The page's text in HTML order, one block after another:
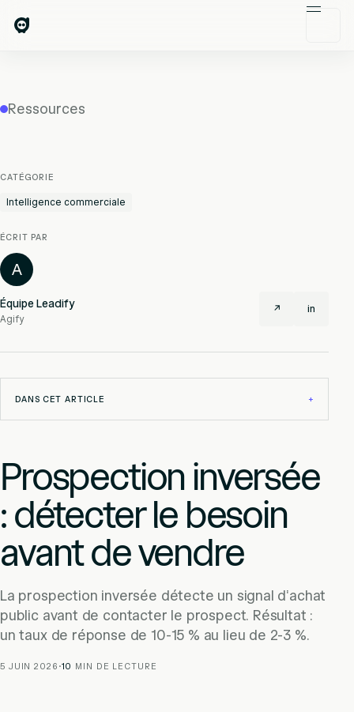
Ressources
CATÉGORIE
Intelligence commerciale
ÉCRIT PAR
A
Équipe Leadify
Agify
↗ in
DANS CET ARTICLE +
Prospection inversée
: détecter le besoin
avant de vendre
La prospection inversée détecte un signal d'achat
public avant de contacter le prospect. Résultat :
un taux de réponse de 10-15 % au lieu de 2-3 %.
5 JUIN 2026 ·10 MIN DE LECTURE